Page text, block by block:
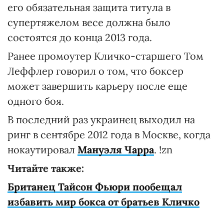
его обязательная защита титула в
супертяжелом весе должна было
состоятся до конца 2013 года.
Ранее промоутер Кличко-старшего Том
Леффлер говорил о том, что боксер
может завершить карьеру после еще
одного боя.
В последний раз украинец выходил на
ринг в сентябре 2012 года в Москве, когда
нокаутировал Мануэля Чарра. !zn
Читайте также:
Британец Тайсон Фьюри пообещал
избавить мир бокса от братьев Кличко